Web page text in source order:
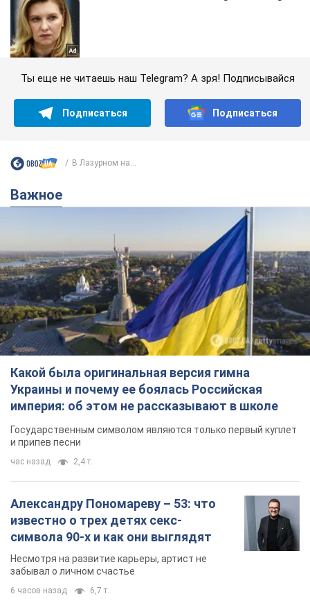
Ты еще не читаешь наш Telegram? А зря! Подписывайся
Подписаться Подписаться
В Лазурном на...
Важное
Какой была оригинальная версия гимна
Украины и почему ее боялась Российская
империя: об этом не рассказывают в школе
Государственным символом являются только первый куплет
и припев песни
час назад 2,4 т.
Александру Пономареву – 53: что
известно о трех детях секс-
символа 90-х и как они выглядят
Несмотря на развитие карьеры, артист не
забывал о личном счастье
6 часов назад 6,7 т.